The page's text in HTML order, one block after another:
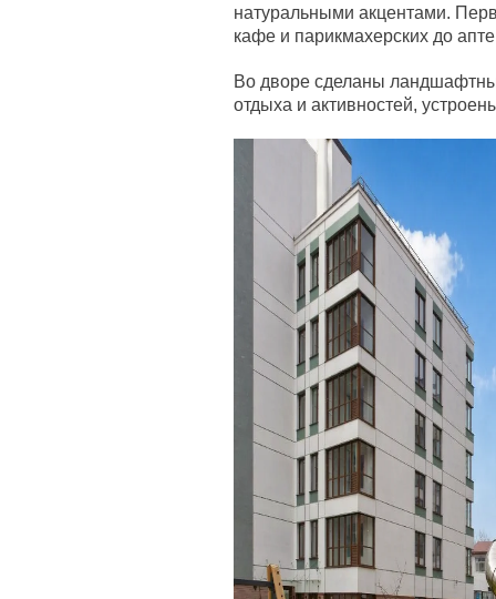
натуральными акцентами.
кафе и парикмахерских до
Во дворе сделаны
отдыха и активностей,